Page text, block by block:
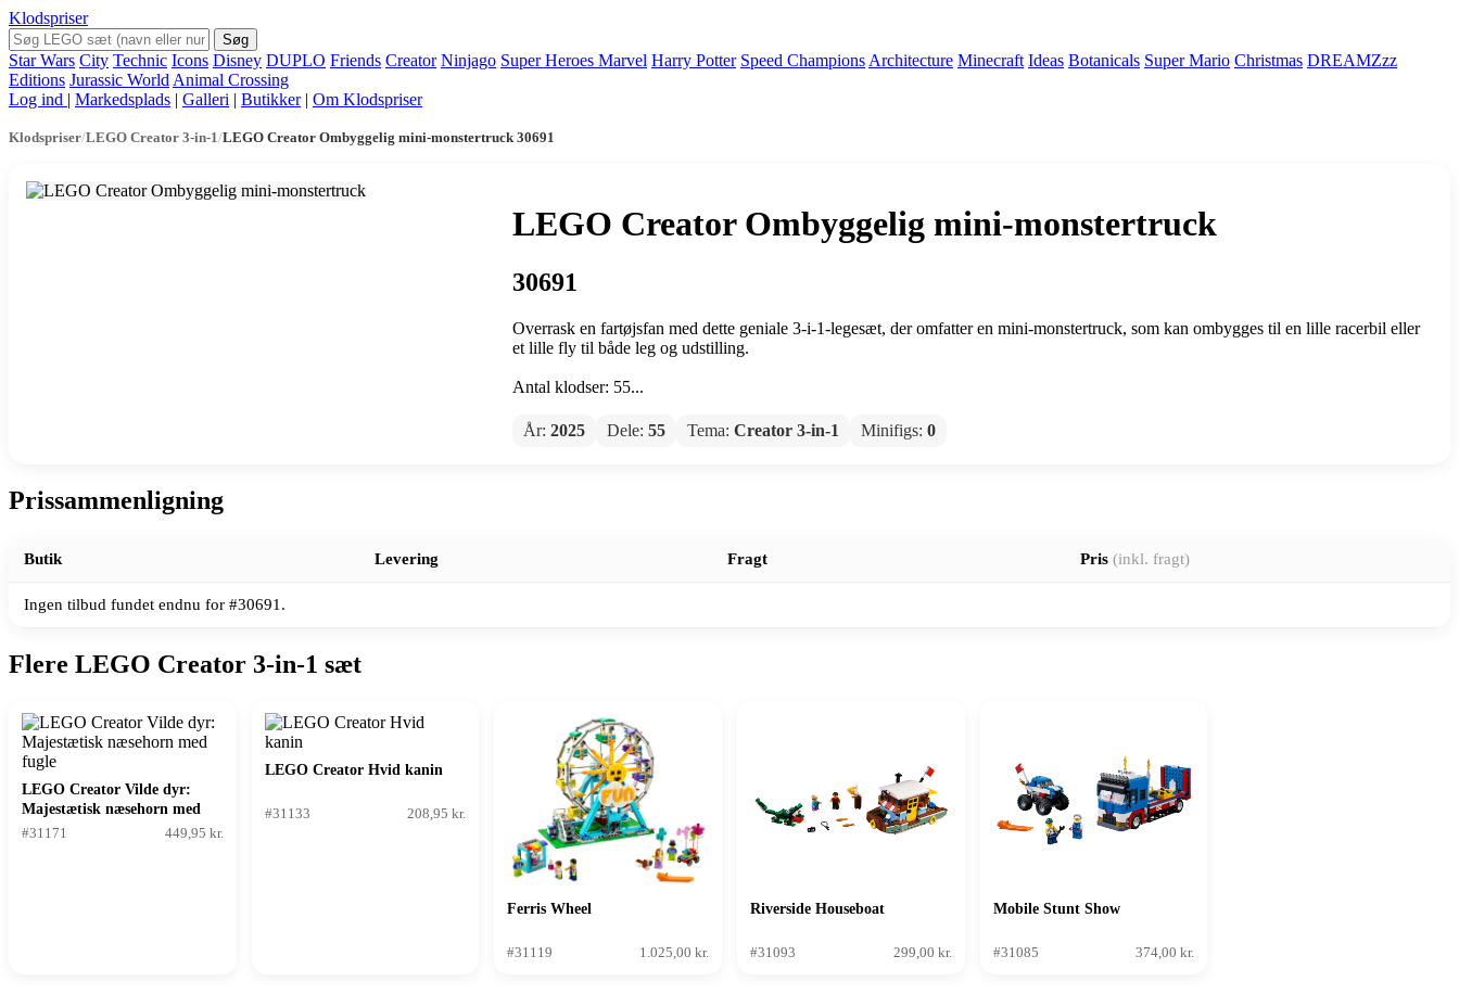
Klodspriser
Søg
Star Wars City Technic Icons Disney DUPLO Friends Creator Ninjago Super Heroes Marvel Harry Potter Speed Champions Architecture Minecraft Ideas Botanicals Super Mario Christmas DREAMZzz
Editions Jurassic World Animal Crossing
Log ind | Markedsplads | Galleri | Butikker | Om Klodspriser
Klodspriser/LEGO Creator 3-in-1/LEGO Creator Ombyggelig mini-monstertruck 30691
LEGO Creator Ombyggelig mini-monstertruck
30691
Overrask en fartøjsfan med dette geniale 3-i-1-legesæt, der omfatter en mini-monstertruck, som kan ombygges til en lille racerbil eller
et lille fly til både leg og udstilling.
Antal klodser: 55...
År: 2025 Dele: 55 Tema: Creator 3-in-1 Minifigs: 0
Prissammenligning
Butik Levering Fragt Pris (inkl. fragt)
Ingen tilbud fundet endnu for #30691.
Flere LEGO Creator 3-in-1 sæt
LEGO Creator Vilde dyr:
Majestætisk næsehorn med
fugle
#31171 449,95 kr.
LEGO Creator Hvid kanin
#31133 208,95 kr.
Ferris Wheel
#31119 1.025,00 kr.
Riverside Houseboat
#31093 299,00 kr.
Mobile Stunt Show
#31085 374,00 kr.